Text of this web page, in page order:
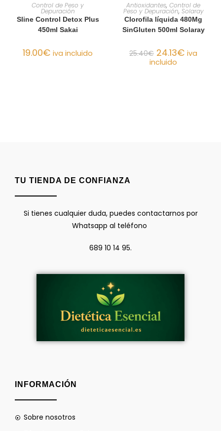
AÑADIR AL CARRITO
Control de Peso y
Depuración
Sline Control Detox Plus
450ml Sakai
19.00€ iva incluido
AÑADIR AL CARRITO
Antioxidantes, Control de
Peso y Depuración, Solaray
Clorofila líquida 480Mg
SinGluten 500ml Solaray
25.40€ 24.13€ iva
incluido
TU TIENDA DE CONFIANZA
Si tienes cualquier duda, puedes contactarnos por
Whatsapp al teléfono
689 10 14 95.
INFORMACIÓN
Sobre nosotros